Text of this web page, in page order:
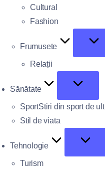
Cultural
Fashion
Frumusete
Relații
Sănătate
SportStiri din sport de
Stil de viata
Tehnologie
Turism